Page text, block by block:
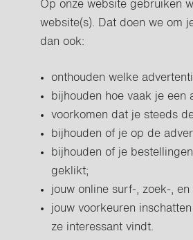
Op onze website gebruiken
website(s). Dat doen we om
dan ook:
onthouden welke
bijhouden hoe vaak je een
voorkomen dat je steeds
bijhouden of je op de
bijhouden of je
geklikt;
jouw online surf-, zoek-,
jouw voorkeuren
ze interessant vindt.